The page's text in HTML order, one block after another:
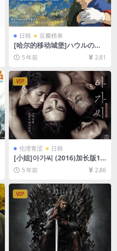
日韩 豆瓣榜单
[哈尔的移动城堡]ハウルの動
く城 (2004)[百度网盘+迅雷云
盘资源1080P超清][MP4/7.7G
B][日语中字]
5 年前 2.81
VIP
伦理青涩 日韩
[小姐]아가씨 (2016)加长版16
8min[百度网盘+夸克网盘+迅
雷云盘资源1080P超清][MP4/
10GB][韩语中字]【视频文件
+防和谐压缩包（含解压密
码）】
5 年前 2.86
VIP